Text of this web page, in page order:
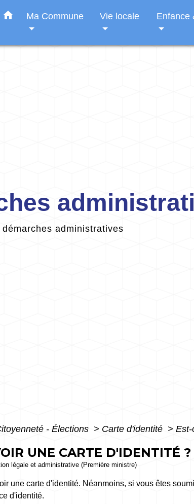
home Ma Commune Vie locale Enfance
démarches administratives
- Élections > Carte d'identité > Est-
UNE CARTE D'IDENTITÉ ?
légale et administrative (Première ministre)
une carte d'identité. Néanmoins, si vous êtes
d'identité.